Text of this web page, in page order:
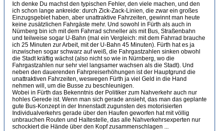
Ich denke Du machst den typischen Fehler, den viele machen, und den
ich schon lange ankreide: durch Zick-Zack-Linien, die zwar ein großes
Einzugsgebiet haben, aber unattraktive Fahrzeiten, gewinnt man heute
keine zusätzlichen Fahrgäste mehr. Und sowohl in Fürth als auch in
Nürnberg bin ich mit dem Fahrrad schneller als mit Bus, Straßenbahn
und teilweise sogar U-Bahn (mal ein Vergleich: mit dem Fahrrad brauche
ich 25 Minuten zur Arbeit, mit der U-Bahn 45 Minuten). Fürth hat es ja
inzwischen sogar schwarz auf weiß, die Fahrgastzahlen sinken obwohl
die Stadt kräftig wächst (also nicht so wie in Nürnberg, wo die
Fahrgastzahlen nur sehr viel langsamer wachsen als die Stadt). Und
neben den dauerenden Fahrpreiserhöhungen ist der Hauptgrund die
unattraktiven Fahrzeiten, weswegen Fürth ja viel Geld in die Hand
nehmen will, um die Busse zu beschleunigen.
Wobei in Fürth das Bekenntnis der Politiker zum Nahverkehr auch nur
hohles Gerede ist. Wenn man sich gerade ansieht, das man das geplante
gute Bus-Konzept in der Innenstadt zugunsten des motorisierten
Individualverkehrs gerade über den Haufen geworfen hat mit völlig
unbrauchen Routen und Haltestelle, das alle Nahverkehrsexperten nur
schockiert die Hände über den Kopf zusammenschlagen ...